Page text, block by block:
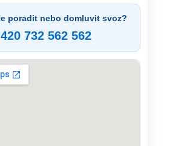
poradit nebo domluvit svoz?
732 562 562